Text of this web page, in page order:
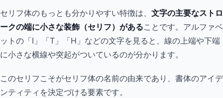
セリフ体のもっとも分かりやすい特徴は、 文字の主要なストロ
ークの端に小さな装飾（セリフ）があることです。アルファベ
ットの「I」「T」「H」などの文字を見ると、線の上端や下端
に小さな横線や突起がついているのが分かります。
このセリフこそがセリフ体の名前の由来であり、書体のアイデ
ンティティを決定づける要素です。